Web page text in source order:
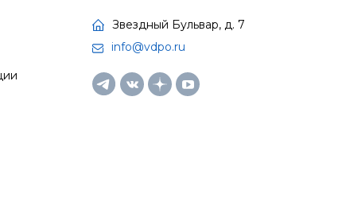
Звездный Бульвар, д. 7
info@vdpo.ru